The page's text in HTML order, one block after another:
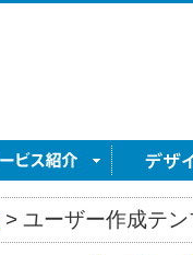
> ユーザー作成テ